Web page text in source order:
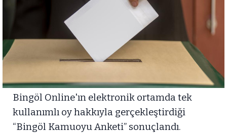
Bingöl Online'ın elektronik ortamda tek
kullanımlı oy hakkıyla gerçekleştirdiği
“Bingöl Kamuoyu Anketi” sonuçlandı.